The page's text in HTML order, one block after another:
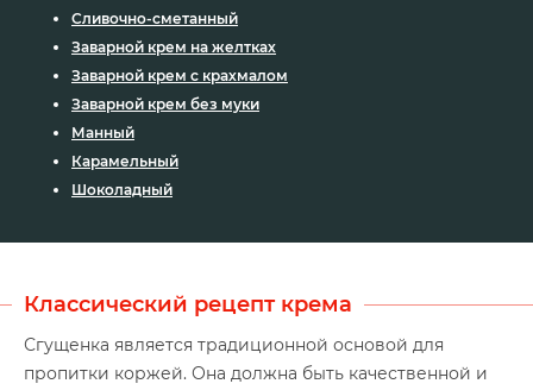
Сливочно-сметанный
Заварной крем на желтках
Заварной крем с крахмалом
Заварной крем без муки
Манный
Карамельный
Шоколадный
Классический рецепт крема
Сгущенка является традиционной основой для
пропитки коржей. Она должна быть качественной и